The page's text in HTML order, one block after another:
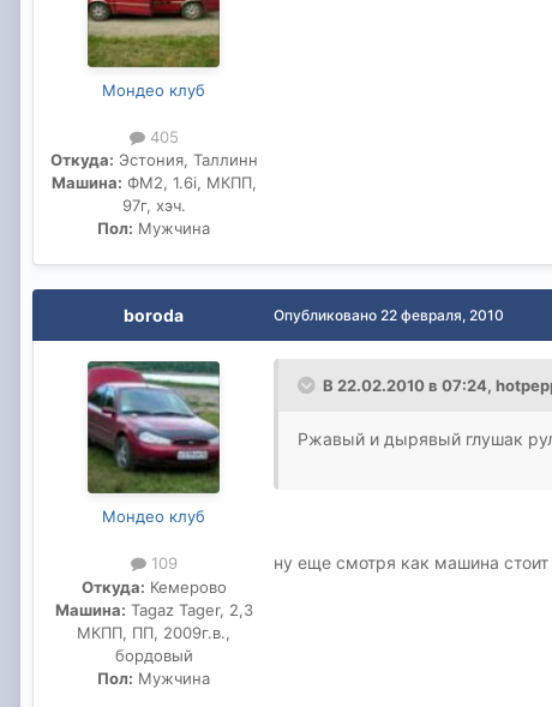
Мондео клуб
405
Откуда: Эстония, Таллинн
Машина: ФМ2, 1.6i, МКПП,
97г, хэч.
Пол: Мужчина
boroda
Мондео клуб
109
Откуда: Кемерово
Машина: Tagaz Tager, 2,3
МКПП, ПП, 2009г.в.,
бордовый
Пол: Мужчина
Опубликовано 22 февраля, 2010
В 22.02.2010 в 07:24,
Ржавый и дырявый глушак
ну еще смотря как машина стоит